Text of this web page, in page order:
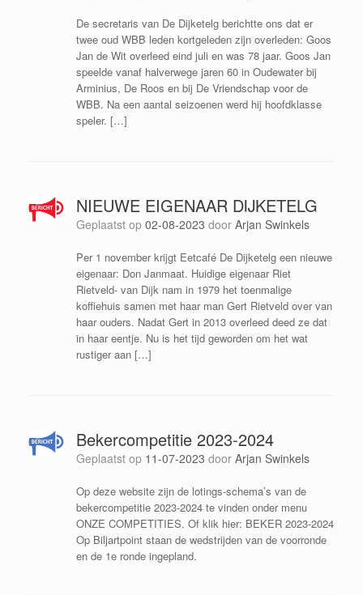
De secretaris van De Dijketelg berichtte ons dat er
twee oud WBB leden kortgeleden zijn overleden: Goos
Jan de Wit overleed eind juli en was 78 jaar. Goos Jan
speelde vanaf halverwege jaren 60 in Oudewater bij
Arminius, De Roos en bij De Vriendschap voor de
WBB. Na een aantal seizoenen werd hij hoofdklasse
speler. […]
NIEUWE EIGENAAR DIJKETELG
Geplaatst op 02-08-2023 door Arjan Swinkels
Per 1 november krijgt Eetcafé De Dijketelg een nieuwe
eigenaar: Don Janmaat. Huidige eigenaar Riet
Rietveld- van Dijk nam in 1979 het toenmalige
koffiehuis samen met haar man Gert Rietveld over van
haar ouders. Nadat Gert in 2013 overleed deed ze dat
in haar eentje. Nu is het tijd geworden om het wat
rustiger aan […]
Bekercompetitie 2023-2024
Geplaatst op 11-07-2023 door Arjan Swinkels
Op deze website zijn de lotings-schema’s van de
bekercompetitie 2023-2024 te vinden onder menu
ONZE COMPETITIES. Of klik hier: BEKER 2023-2024
Op Biljartpoint staan de wedstrijden van de voorronde
en de 1e ronde ingepland.